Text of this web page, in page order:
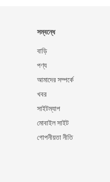
সম্বন্ধে
বাড়ি
পণ্য
আমাদের সম্পর্কে
খবর
সাইটম্যাপ
মোবাইল সাইট
গোপনীয়তা নীতি